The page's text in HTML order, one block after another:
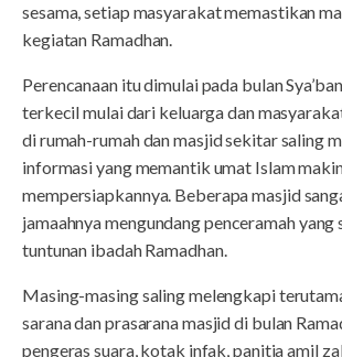
sesama, setiap masyarakat memastikan
kegiatan Ramadhan.
Perencanaan itu dimulai pada bulan
terkecil mulai dari keluarga dan
di rumah-rumah dan masjid sekitar saling
informasi yang memantik umat Islam
mempersiapkannya. Beberapa masjid
jamaahnya mengundang penceramah yang
tuntunan ibadah Ramadhan.
Masing-masing saling melengkapi
sarana dan prasarana masjid di bulan
pengeras suara, kotak infak, panitia amil